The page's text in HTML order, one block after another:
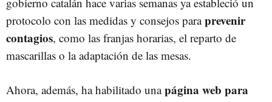
protocolo con las medidas y consejos paraprevenir
contagios, como las franjas horarias, el reparto de
mascarillas o la adaptación de las mesas.
Ahora, además, ha habilitado unapágina web para